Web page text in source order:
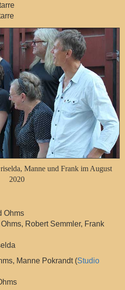
Manne und Frank im August
2020
Ohms
Robert Semmler, Frank
Manne Pokrandt (Studio